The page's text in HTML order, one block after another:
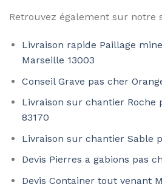
Retrouvez également sur notre
Livraison rapide Paillage
Marseille 13003
Conseil Grave pas cher
Livraison sur chantier Roche
83170
Livraison sur chantier Sable
Devis Pierres a gabions pas
Devis Container tout venant